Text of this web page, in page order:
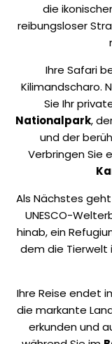
die
reibungsloser
Ihre Safari
Kilimandscharo.
Sie Ihr
Nationalpark,
und der
Verbringen Sie
Als Nächstes
UNESCO-
hinab, ein
dem die Tierwelt
Ihre Reise endet
die markante
erkunden und